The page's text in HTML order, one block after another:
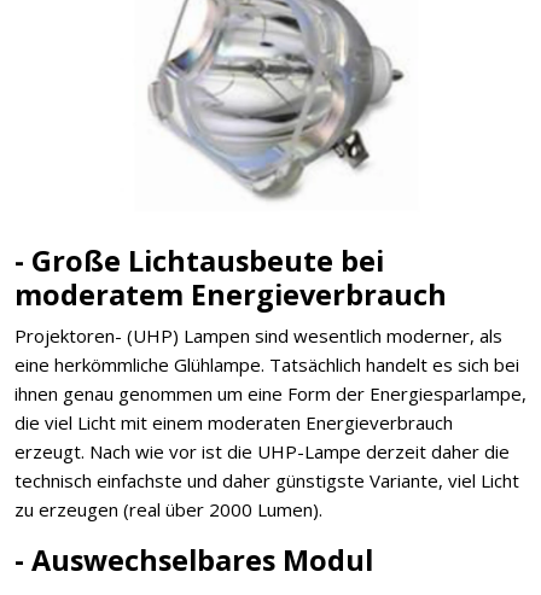
- Große Lichtausbeute bei
moderatem Energieverbrauch
Projektoren- (UHP) Lampen sind wesentlich moderner, als
eine herkömmliche Glühlampe. Tatsächlich handelt es sich bei
ihnen genau genommen um eine Form der Energiesparlampe,
die viel Licht mit einem moderaten Energieverbrauch
erzeugt. Nach wie vor ist die UHP-Lampe derzeit daher die
technisch einfachste und daher günstigste Variante, viel Licht
zu erzeugen (real über 2000 Lumen).
- Auswechselbares Modul